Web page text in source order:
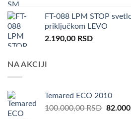
FT-088 LPM STOP
priključkom LEVO
2.190,00 RSD
NA AKCIJI
Temared ECO 2010
100.000,00RSD